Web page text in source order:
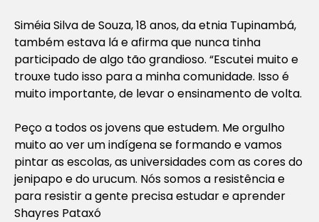
Siméia Silva de Souza, 18 anos, da etnia Tupinambá,
também estava lá e afirma que nunca tinha
participado de algo tão grandioso. “Escutei muito e
trouxe tudo isso para a minha comunidade. Isso é
muito importante, de levar o ensinamento de volta.
Peço a todos os jovens que estudem. Me orgulho
muito ao ver um indígena se formando e vamos
pintar as escolas, as universidades com as cores do
jenipapo e do urucum. Nós somos a resistência e
para resistir a gente precisa estudar e aprender
Shayres Pataxó